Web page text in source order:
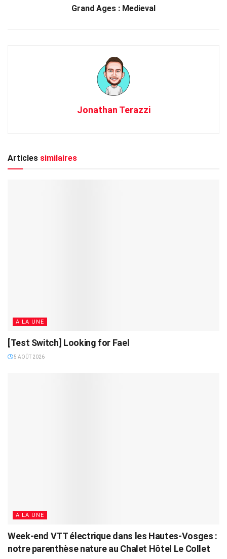
Grand Ages : Medieval
Jonathan Terazzi
Articles similaires
A LA UNE
[Test Switch] Looking for Fael
5 AOÛT 2026
A LA UNE
Week-end VTT électrique dans les Hautes-Vosges :
notre parenthèse nature au Chalet Hôtel Le Collet